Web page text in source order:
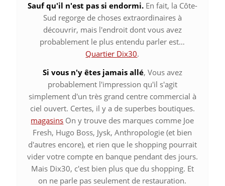
Sauf qu'il n'est pas si endormi.En fait, la Côte-
Sud regorge de choses extraordinaires à
découvrir, mais l'endroit dont vous avez
probablement le plus entendu parler est…
Quartier Dix30.
Si vous n'y êtes jamais allé, Vous avez
probablement l'impression qu'il s'agit
simplement d'un très grand centre commercial à
ciel ouvert. Certes, il y a de superbes boutiques.
magasins On y trouve des marques comme Joe
Fresh, Hugo Boss, Jysk, Anthropologie (et bien
d'autres encore), et rien que le shopping pourrait
vider votre compte en banque pendant des jours.
Mais Dix30, c'est bien plus que du shopping. Et
on ne parle pas seulement de restauration.